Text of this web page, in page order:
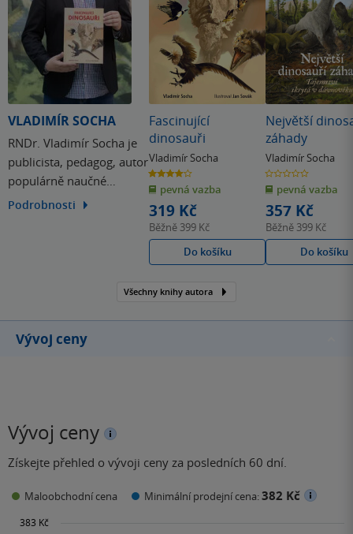
VLADIMÍR SOCHA
RNDr. Vladimír Socha je
publicista, pedagog, autor
populárně naučné
literatury a popularizátor
Podrobnosti
Fascinující
dinosauři
Vladimír Socha
4.0
z
5
hvězdiček
pevná vazba
319 Kč
Běžně 399 Kč
Do košíku
Největší
záhady
Vladimír Socha
0.0
z
5
hvězdiček
pevná vazba
357 Kč
Běžně 399 Kč
Do košíku
Všechny knihy autora
Vývoj ceny
Vývoj ceny
Získejte přehled o vývoji ceny za posledních 60 dní.
Maloobchodní cena Minimální prodejní cena:382 Kč